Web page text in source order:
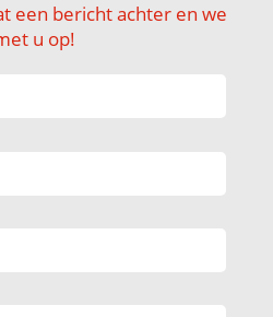
een bericht achter en we
u op!